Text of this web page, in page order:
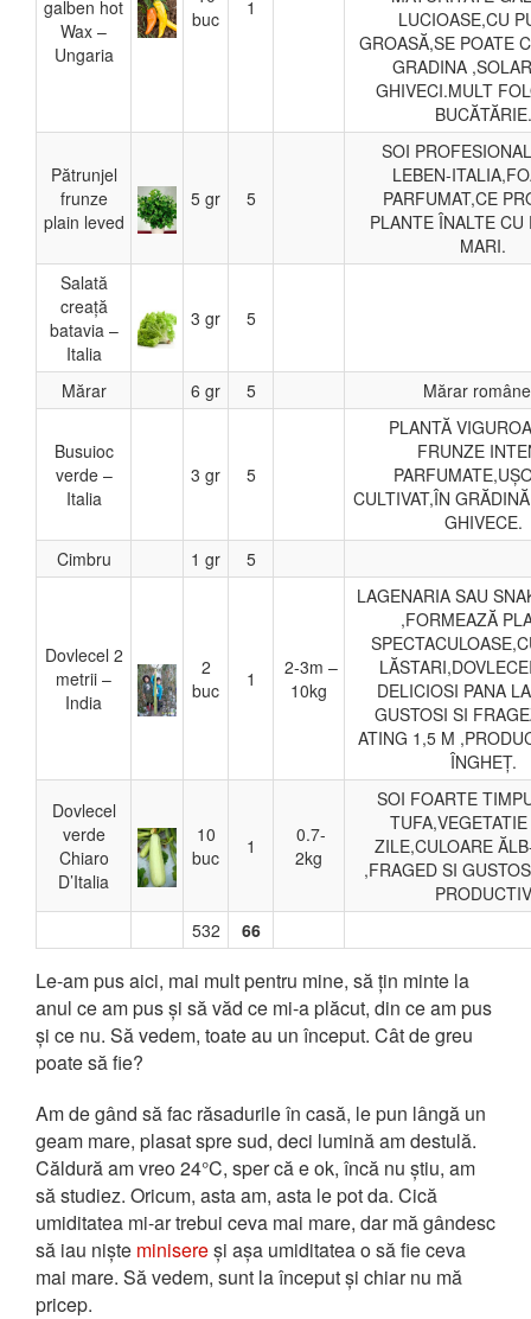
galben hot
Wax –
Ungaria
buc
1
LUCIOASE,CU
GROASĂ,SE POATE
GRADINA
GHIVECI.MULT
BUCĂTĂRIE.
Pătrunjel
frunze
plain leved
5 gr 5
SOI
LEBEN-
PARFUMAT,CE
PLANTE ÎNALTE CU
MARI.
Salată
creață
batavia –
Italia
3 gr 5
Mărar 6 gr 5 Mărar
Busuioc
verde –
Italia
3 gr 5
PLANTĂ
FRUNZE
CULTIVAT,ÎN
GHIVECE.
Cimbru
1 gr 5
Dovlecel 2
metrii –
India
2
buc
1
2-3m –
10kg
LAGENARIA SAU
,FORMEAZĂ
DELICIOSI PANA
GUSTOSI SI
ATING 1,5 M
ÎNGHEȚ.
Dovlecel
verde
Chiaro
D’Italia
10
buc
1
0.7-
2kg
SOI FOARTE
ZILE,CULOARE
,FRAGED SI
PRODUCTIV
532
66
Le-am pus aici, mai mult pentru mine, să țin minte la
anul ce am pus și să văd ce mi-a plăcut, din ce am pus
și ce nu. Să vedem, toate au un început. Cât de greu
poate să fie?
Am de gând să fac răsadurile în casă, le pun lângă un
geam mare, plasat spre sud, deci lumină am destulă.
Căldură am vreo 24°C, sper că e ok, încă nu știu, am
să studiez. Oricum, asta am, asta le pot da. Cică
umiditatea mi-ar trebui ceva mai mare, dar mă gândesc
să iau niște minisereși așa umiditatea o să fie ceva
mai mare. Să vedem, sunt la început și chiar nu mă
pricep.